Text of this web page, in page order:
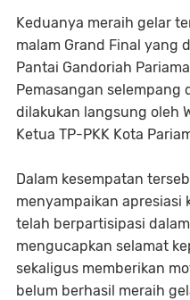
Keduanya meraih gelar
malam Grand Final yang
Pantai Gandoriah
Pemasangan selempang
dilakukan langsung oleh
Ketua TP-PKK Kota
Dalam kesempatan
menyampaikan apresiasi
telah berpartisipasi
mengucapkan selamat
sekaligus memberikan
belum berhasil meraih